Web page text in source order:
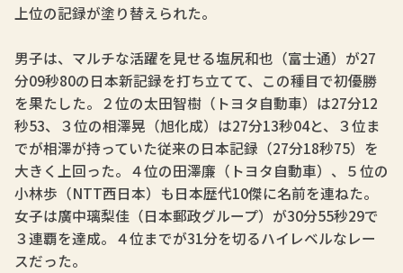
上位の記録が塗り替えられた。
男子は、マルチな活躍を見せる塩尻和也（富士通）が27
分09秒80の日本新記録を打ち立てて、この種目で初優勝
を果たした。２位の太田智樹（トヨタ自動車）は27分12
秒53、３位の相澤晃（旭化成）は27分13秒04と、３位ま
でが相澤が持っていた従来の日本記録（27分18秒75）を
大きく上回った。４位の田澤廉（トヨタ自動車）、５位の
小林歩（NTT西日本）も日本歴代10傑に名前を連ねた。
女子は廣中璃梨佳（日本郵政グループ）が30分55秒29で
３連覇を達成。４位までが31分を切るハイレベルなレー
スだった。